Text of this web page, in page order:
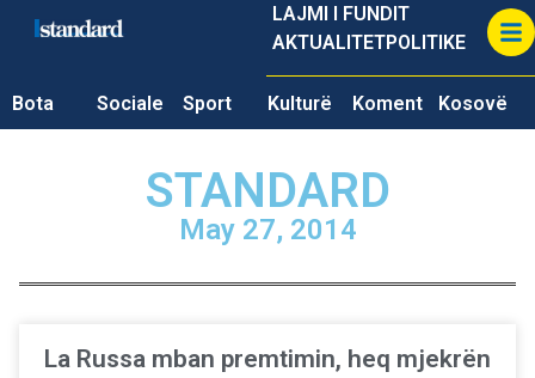
LAJMI I FUNDIT
AKTUALITETPOLITIKE
Bota Sociale Sport Kulturë Koment Kosovë
STANDARD
May 27, 2014
La Russa mban premtimin, heq mjekrën